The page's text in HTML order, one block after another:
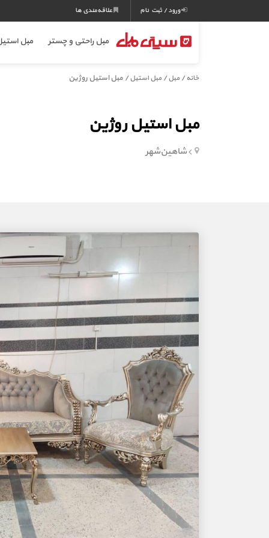
ورود / ثبت نام علاقه‌مندی ها
مبل راحتی و چستر مبل
خانه / مبل/ مبل استیل/ مبل استیل روژین
مبل استیل روژین
شاهین‌شهر